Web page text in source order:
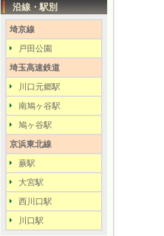
沿線・駅別
埼京線
戸田公園
埼玉高速鉄道
川口元郷駅
南鳩ヶ谷駅
鳩ヶ谷駅
京浜東北線
蕨駅
大宮駅
西川口駅
川口駅